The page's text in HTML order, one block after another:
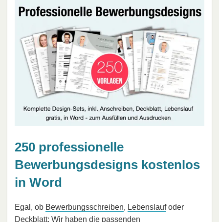
250 professionelle
Bewerbungsdesigns kostenlos
in Word
Egal, ob Bewerbungsschreiben, Lebenslaufoder
Deckblatt: Wir haben die passenden